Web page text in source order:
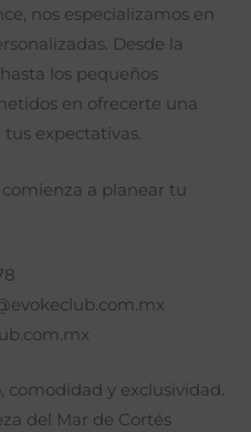
nos especializamos en
Desde la
los pequeños
en ofrecerte una
expectativas.
comienza a planear tu
comodidad y exclusividad.
del Mar de Cortés